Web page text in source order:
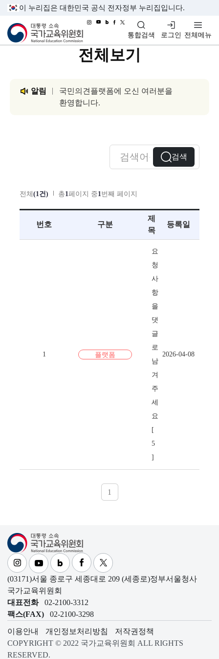
이 누리집은 대한민국 공식 전자정부 누리집입니다.
대통령소속 국가교육위원회
통합검색 로그인 전체메뉴
전체보기
알림
국민의견플랫폼에 오신 여러분을
환영합니다.
검색
전체 (1건) 총1페이지 중1번째 페이지
번호 구분
제
목
등록일
1 플랫폼
요
청
사
항
을
댓
글
로
남
겨
주
세
요
[
5
]
2026-04-08
1
대통령소속 국가교육위원회
(03171)서울 종로구 세종대로 209 (세종로)정부서울청사
국가교육위원회
대표전화
02-2100-3312
팩스(FAX)
02-2100-3298
이용안내 개인정보처리방침
저작권정책
COPYRIGHT © 2022 국가교육위원회 ALL RIGHTS
RESERVED.